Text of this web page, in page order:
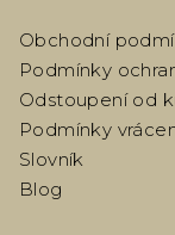
Obchodní
Podmínky
Odstoupení od
Podmínky
Slovník
Blog